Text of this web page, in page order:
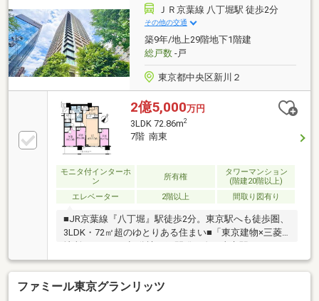
話題のレストランやカフェ、ホテルが集まり、街全体
の魅力が高まっています。湾岸エリアのタワーマンシ
ョンとは異なる、東京駅・日本橋・丸の内を徒歩圏と
する都心生活をお過ごしいただけます。【現在フルリ
ノベーション中。施工途中でもご内見いただけま
す。】
ＪＲ京葉線 八丁堀駅 徒歩2分
その他の交通
築9年/地上29階地下1階建
総戸数-戸
東京都中央区新川２
2億5,000万円
3LDK 72.86m2
7階 南東
モニタ付インターホ
ン
所有権
タワーマンション
(階建20階以上)
エレベーター
2階以上 間取り図有り
■JR京葉線『八丁堀』駅徒歩2分。東京駅へも徒歩圏、
3LDK・72㎡超のゆとりある住まい■「東京建物×三菱
佇む免震タワーレジデンス。」
ファミール東京グランリッツ